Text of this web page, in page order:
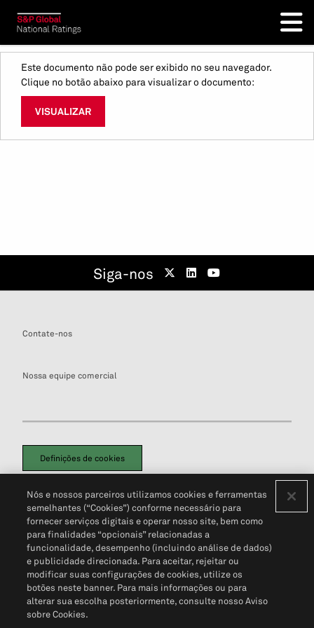
Este documento não pode ser exibido no seu navegador.
Clique no botão abaixo para visualizar o documento:
VISUALIZAR
Siga-nos
Contate-nos
Nossa equipe comercial
Definições de cookies
Política de PrivacidadePortal de privacidade do cliente (em inglês)
Não Venda Minhas Informações Pessoais© 2026 S&P Global
Nós e nossos parceiros utilizamos cookies e ferramentas
semelhantes (“Cookies”) conforme necessário para
fornecer serviços digitais e operar nosso site, bem como
para finalidades “opcionais” relacionadas a
funcionalidade, desempenho (incluindo análise de dados)
e publicidade direcionada. Para aceitar, rejeitar ou
modificar suas configurações de cookies, utilize os
botões neste banner. Para mais informações ou para
alterar sua escolha posteriormente, consulte nosso Aviso
sobre Cookies.